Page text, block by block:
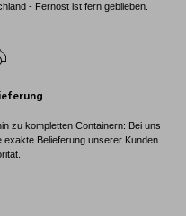
- Fernost ist fern geblieben.
zu kompletten Containern: Bei uns
Belieferung unserer Kunden